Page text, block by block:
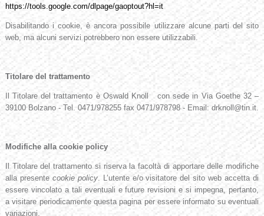
https://tools.google.com/dlpage/gaoptout?hl=it
Disabilitando i cookie, è ancora possibile utilizzare alcune parti del sito
web, ma alcuni servizi potrebbero non essere utilizzabili.
Titolare del trattamento
Il Titolare del trattamento è Oswald Knoll con sede in Via Goethe 32 –
39100 Bolzano - Tel. 0471/978255 fax 0471/978798 - Email: drknoll@tin.it.
Modifiche alla cookie policy
Il Titolare del trattamento si riserva la facoltà di apportare delle modifiche
alla presente cookie policy. L’utente e/o visitatore del sito web accetta di
essere vincolato a tali eventuali e future revisioni e si impegna, pertanto,
a visitare periodicamente questa pagina per essere informato su eventuali
variazioni.